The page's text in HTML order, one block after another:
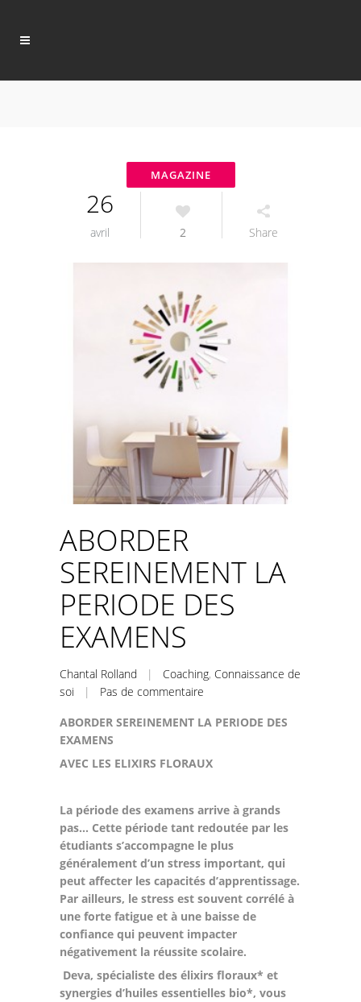
26
avril 2 Share
ABORDER
SEREINEMENT LA
PERIODE DES
EXAMENS
Chantal Rolland | Coaching, Connaissance de
soi | Pas de commentaire
ABORDER SEREINEMENT LA PERIODE DES
EXAMENS
AVEC LES ELIXIRS FLORAUX
La période des examens arrive à grands
pas… Cette période tant redoutée par les
étudiants s’accompagne le plus
généralement d’un stress important, qui
peut affecter les capacités d’apprentissage.
Par ailleurs, le stress est souvent corrélé à
une forte fatigue et à une baisse de
confiance qui peuvent impacter
négativement la réussite scolaire.
Deva, spécialiste des élixirs floraux* et
synergies d’huiles essentielles bio*, vous